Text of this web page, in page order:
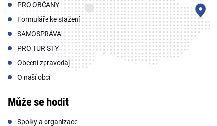
PRO OBČANY
Formuláře ke stažení
SAMOSPRÁVA
PRO TURISTY
Obecní zpravodaj
O naší obci
Může se hodit
Spolky a organizace